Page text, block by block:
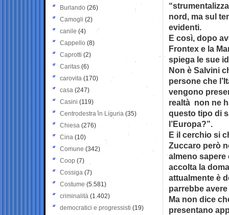
nord, ma sul
evidenti.
E così, dopo
Frontex e la
spiega le sue
Non è Salvini
persone che
vengono
realtà non ne
questo tipo di
l’Europa?”.
E il cerchio si
Zuccaro però
almeno
accolta la
attualmente è
parrebbe
Ma non dice
presentano
Burlando (26)
Camogli (2)
canile (4)
Cappello (8)
Caprotti (2)
Caritas (6)
carovita (170)
casa (247)
Casini (119)
Centrodestra in Liguria (35)
Chiesa (276)
Cina (10)
Comune (342)
Coop (7)
Cossiga (7)
Costume (5.581)
criminalità (1.402)
democratici e progressisti (19)